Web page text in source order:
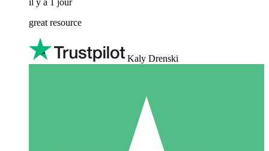
great resource
Kaly Drenski